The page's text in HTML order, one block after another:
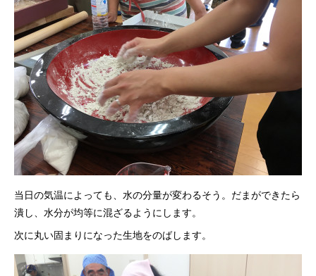
当日の気温によっても、水の分量が変わるそう。だまができたら
潰し、水分が均等に混ざるようにします。
次に丸い固まりになった生地をのばします。